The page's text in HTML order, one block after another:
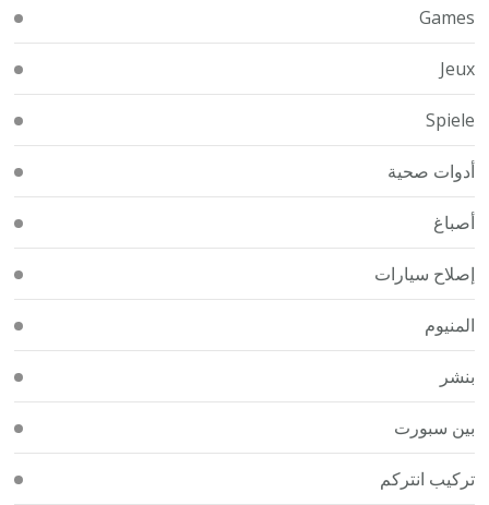
Games
Jeux
Spiele
أدوات صحية
أصباغ
إصلاح سيارات
المنيوم
بنشر
بين سبورت
تركيب انتركم